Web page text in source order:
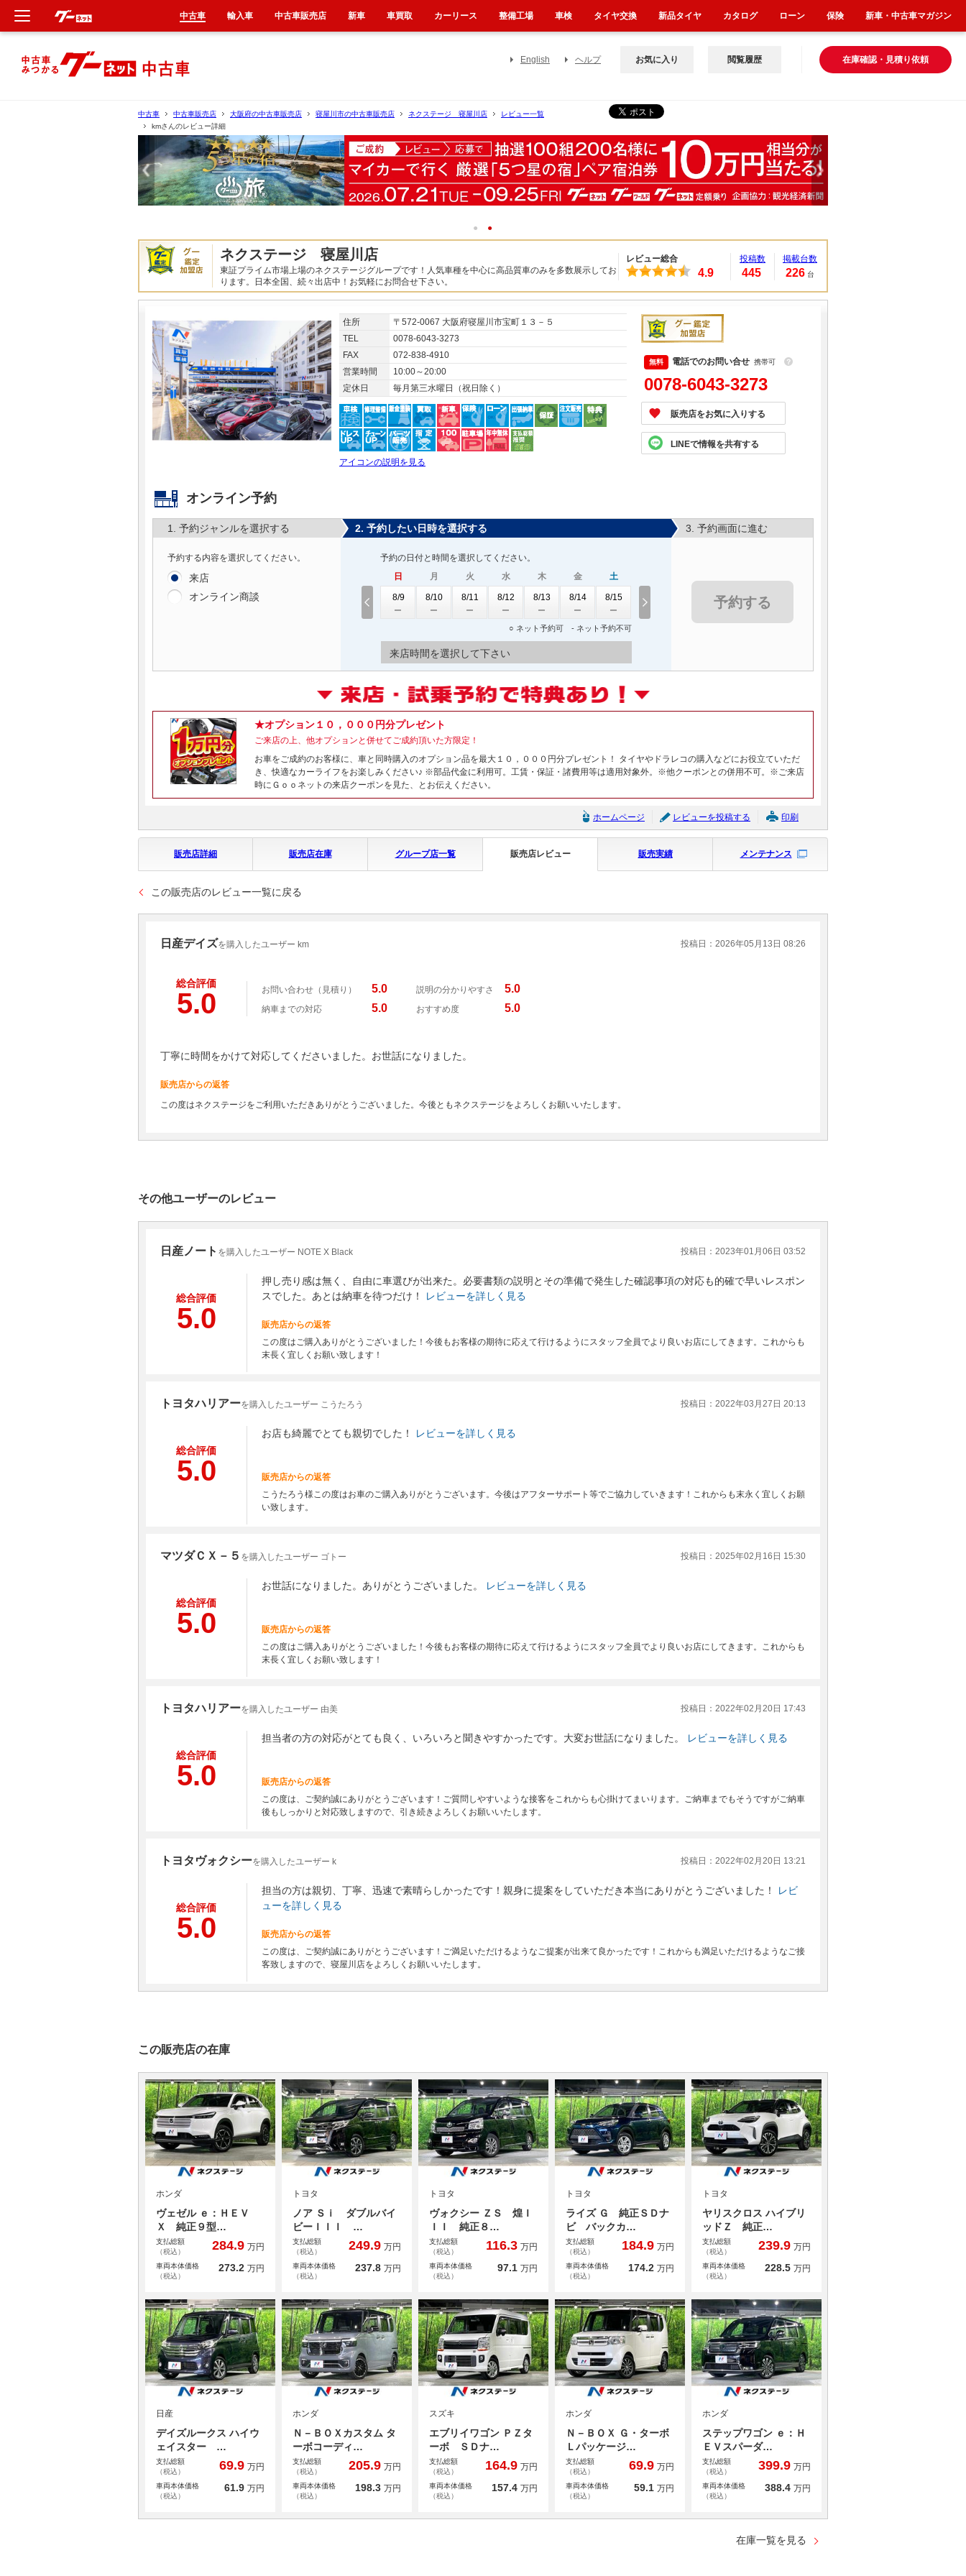
English ヘルプ 在庫確認・見積り依頼
お気に入り 閲覧履歴
中古車 中古車販売店 大阪府の中古車販売店 寝屋川市の中古車販売店 ネクステージ 寝屋川店
レビュー一覧
kmさんのレビュー詳細
ネクステージ 寝屋川店
東証プライム市場上場のネクステージグループです！人気車種を中心に高品質車のみを多数展示してお
ります。日本全国、続々出店中！お気軽にお問合せ下さい。
レビュー総合
4.9
投稿数
445
掲載台数
226 台
住所
〒572-0067 大阪府寝屋川市宝町１３－５
TEL
0078-6043-3273
FAX
072-838-4910
営業時間
10:00～20:00
定休日
毎月第三水曜日（祝日除く）
アイコンの説明を見る
電話でのお問い合せ 携帯可 ？
0078-6043-3273
販売店をお気に入りする
LINEで情報を共有する
オンライン予約
1. 予約ジャンルを選択する
予約する内容を選択してください。
来店
オンライン商談
2. 予約したい日時を選択する
予約の日付と時間を選択してください。
日
8/9
月
8/10
火
8/11
水
8/12
木
8/13
金
8/14
土
8/15
○ ネット予約可 - ネット予約不可
来店時間を選択して下さい
3. 予約画面に進む
予約する
★オプション１０，０００円分プレゼント
ご来店の上、他オプションと併せてご成約頂いた方限定！
お車をご成約のお客様に、車と同時購入のオプション品を最大１０，０００円分プレゼント！ タイヤやドラレコの購入などにお役立ていただ
き、快適なカーライフをお楽しみください♪ ※部品代金に利用可。工賃・保証・諸費用等は適用対象外。※他クーポンとの併用不可。※ご来店
時にＧｏｏネットの来店クーポンを見た、とお伝えください。
ホームページ レビューを投稿する 印刷
販売店詳細 販売店在庫 グループ店一覧 販売店レビュー 販売実績 メンテナンス
この販売店のレビュー一覧に戻る
日産デイズを購入したユーザー km 投稿日：2026年05月13日 08:26
総合評価
5.0 お問い合わせ（見積り） 5.0 説明の分かりやすさ 5.0
納車までの対応 5.0 おすすめ度 5.0
丁寧に時間をかけて対応してくださいました。お世話になりました。
販売店からの返答
この度はネクステージをご利用いただきありがとうございました。今後ともネクステージをよろしくお願いいたします。
その他ユーザーのレビュー
日産ノート を購入したユーザー NOTE X Black 投稿日：2023年01月06日 03:52
総合評価
5.0
押し売り感は無く、自由に車選びが出来た。必要書類の説明とその準備で発生した確認事項の対応も的確で早いレスポン
スでした。あとは納車を待つだけ！
レビューを詳しく見る
販売店からの返答
この度はご購入ありがとうございました！今後もお客様の期待に応えて行けるようにスタッフ全員でより良いお店にしてきます。これからも
末長く宜しくお願い致します！
トヨタハリアーを購入したユーザー こうたろう 投稿日：2022年03月27日 20:13
総合評価
5.0
お店も綺麗でとても親切でした！ レビューを詳しく見る
販売店からの返答
こうたろう様この度はお車のご購入ありがとうございます。今後はアフターサポート等でご協力していきます！これからも末永く宜しくお願
い致します。
マツダＣＸ－５ を購入したユーザー ゴトー 投稿日：2025年02月16日 15:30
総合評価
5.0
お世話になりました。ありがとうございました。 レビューを詳しく見る
販売店からの返答
この度はご購入ありがとうございました！今後もお客様の期待に応えて行けるようにスタッフ全員でより良いお店にしてきます。これからも
末長く宜しくお願い致します！
トヨタハリアーを購入したユーザー 由美 投稿日：2022年02月20日 17:43
総合評価
5.0
担当者の方の対応がとても良く、いろいろと聞きやすかったです。大変お世話になりました。 レビューを詳しく見る
販売店からの返答
この度は、ご契約誠にありがとうございます！ご質問しやすいような接客をこれからも心掛けてまいります。ご納車までもそうですがご納車
後もしっかりと対応致しますので、引き続きよろしくお願いいたします。
トヨタヴォクシーを購入したユーザー k 投稿日：2022年02月20日 13:21
総合評価
5.0
担当の方は親切、丁寧、迅速で素晴らしかったです！親身に提案をしていただき本当にありがとうございました！
レビ
ューを詳しく見る
販売店からの返答
この度は、ご契約誠にありがとうございます！ご満足いただけるようなご提案が出来て良かったです！これからも満足いただけるようなご接
客致しますので、寝屋川店をよろしくお願いいたします。
この販売店の在庫
ホンダ
ヴェゼル ｅ：ＨＥＶ
Ｘ 純正９型…
支払総額
（税込）
284.9 万円
車両本体価格
（税込）
273.2 万円
トヨタ
ノア Ｓｉ ダブルバイ
ビーＩＩＩ …
支払総額
（税込）
249.9 万円
車両本体価格
（税込）
237.8 万円
トヨタ
ヴォクシー ＺＳ 煌Ｉ
ＩＩ 純正８…
支払総額
（税込）
116.3 万円
車両本体価格
（税込）
97.1 万円
トヨタ
ライズ Ｇ 純正ＳＤナ
ビ バックカ…
支払総額
（税込）
184.9 万円
車両本体価格
（税込）
174.2 万円
トヨタ
ヤリスクロス ハイブリ
ッドＺ 純正…
支払総額
（税込）
239.9 万円
車両本体価格
（税込）
228.5 万円
日産
デイズルークス ハイウ
ェイスター …
支払総額
（税込）
69.9 万円
車両本体価格
（税込）
61.9 万円
ホンダ
Ｎ－ＢＯＸカスタム タ
ーボコーディ…
支払総額
（税込）
205.9 万円
車両本体価格
（税込）
198.3 万円
スズキ
エブリイワゴン ＰＺタ
ーボ ＳＤナ…
支払総額
（税込）
164.9 万円
車両本体価格
（税込）
157.4 万円
ホンダ
Ｎ－ＢＯＸ Ｇ・ターボ
Ｌパッケージ…
支払総額
（税込）
69.9 万円
車両本体価格
（税込）
59.1 万円
ホンダ
ステップワゴン ｅ：Ｈ
ＥＶスパーダ…
支払総額
（税込）
399.9 万円
車両本体価格
（税込）
388.4 万円
在庫一覧を見る
中古車 輸入車 中古車販売店 新車 車買取 カーリース 整備工場 車検 タイヤ交換 新品タイヤ カタログ ローン 保険 新車・中古車マガジン
新車